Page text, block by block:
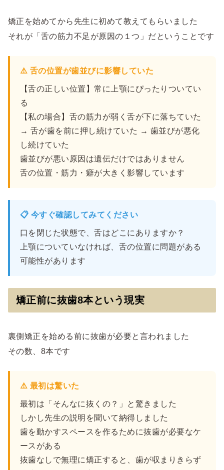
矯正を始めてから先生に初めて教えてもらいました
それが「舌の筋力不足が原因の１つ」だということです
⚠️ 舌の位置が歯並びに影響していた
【舌の正しい位置】常に上顎にぴったりついてい
る
【私の場合】舌の筋力が弱く舌が下に落ちていた
→ 舌が歯を前に押し続けていた → 歯並びが悪化
し続けていた
歯並びが悪い原因は遺伝だけではありません
舌の位置・筋力・癖が大きく影響しています
📋 今すぐ確認してみてください
口を閉じた状態で、舌はどこにありますか？
上顎についていなければ、舌の位置に問題がある
可能性があります
矯正前に抜歯8本という現実
裏側矯正を始める前に抜歯が必要と言われました
その数、8本です
⚠️ 最初は驚いた
最初は「そんなに抜くの？」と驚きました
しかし先生の説明を聞いて納得しました
歯を動かすスペースを作るために抜歯が必要なケ
ースがある
抜歯なしで無理に矯正すると、歯が収まりきらず